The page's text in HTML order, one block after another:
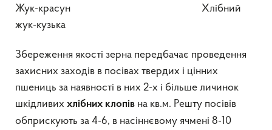
Жук-красун Хлібний
жук-кузька
Збереження якості зерна передбачає проведення
захисних заходів в посівах твердих і цінних
пшениць за наявності в них 2-х і більше личинок
шкідливих хлібних клопів на кв.м. Решту посівів
обприскують за 4-6, в насіннєвому ячмені 8-10